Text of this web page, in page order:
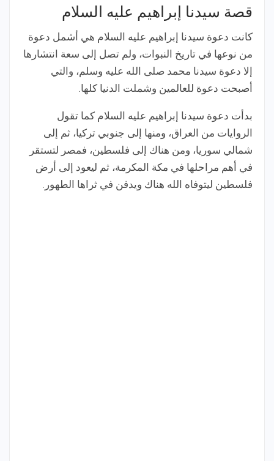
قصة سيدنا إبراهيم عليه السلام
كانت دعوة سيدنا إبراهيم عليه السلام هي أشمل دعوة
من نوعها في تاريخ النبوات، ولم تصل إلى سعة انتشارها
إلا دعوة سيدنا محمد صلى الله عليه وسلم، والتي
أصبحت دعوة للعالمين وشملت الدنيا كلها.
بدأت دعوة سيدنا إبراهيم عليه السلام كما تقول
الروايات من العراق، ومنها إلى جنوبي تركيا، ثم إلى
شمالي سوريا، ومن هناك إلى فلسطين، فمصر لتستقر
في أهم مراحلها في مكة المكرمة، ثم ليعود إلى أرض
فلسطين ليتوفاه الله هناك ويدفن في ثراها الطهور.